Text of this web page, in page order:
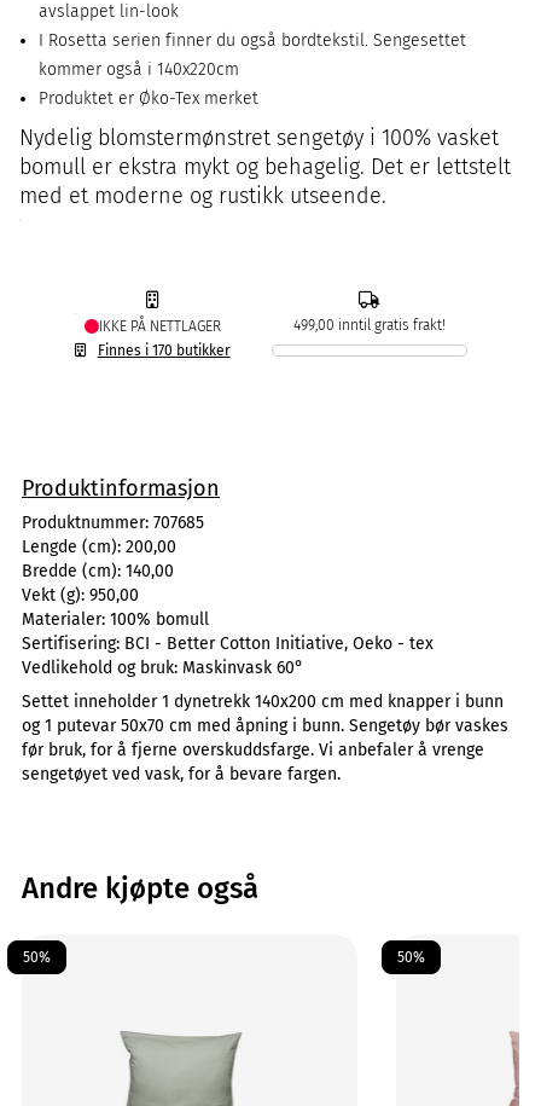
avslappet lin-look
I Rosetta serien finner du også bordtekstil. Sengesettet
kommer også i 140x220cm
Produktet er Øko-Tex merket
Nydelig blomstermønstret sengetøy i 100% vasket
bomull er ekstra mykt og behagelig. Det er lettstelt
med et moderne og rustikk utseende.
IKKE PÅ NETTLAGER
Finnes i 170 butikker
499,00 inntil gratis frakt!
Produktinformasjon
Produktnummer: 707685
Lengde (cm): 200,00
Bredde (cm): 140,00
Vekt (g): 950,00
Materialer: 100% bomull
Sertifisering: BCI - Better Cotton Initiative, Oeko - tex
Vedlikehold og bruk: Maskinvask 60°
Settet inneholder 1 dynetrekk 140x200 cm med knapper i bunn
og 1 putevar 50x70 cm med åpning i bunn. Sengetøy bør vaskes
før bruk, for å fjerne overskuddsfarge. Vi anbefaler å vrenge
sengetøyet ved vask, for å bevare fargen.
Andre kjøpte også
50% 50%